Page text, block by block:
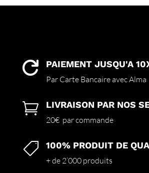
 PAIEMENT JUSQU'A
Par Carte Bancaire avec Alma
 LIVRAISON PAR NOS
20€ par commande
 100% PRODUIT DE
+ de 2’000 produits